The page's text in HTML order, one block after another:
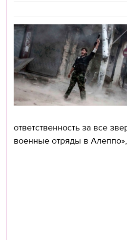
ответственность за все
военные отряды в